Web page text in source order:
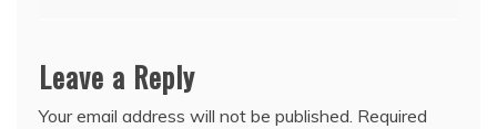
Leave a Reply
Your email address will not be published. Required